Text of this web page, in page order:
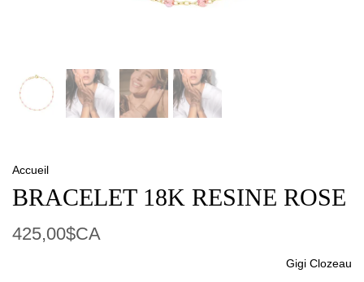
Accueil
BRACELET 18K RESINE ROSE
425,00$CA
Gigi Clozeau